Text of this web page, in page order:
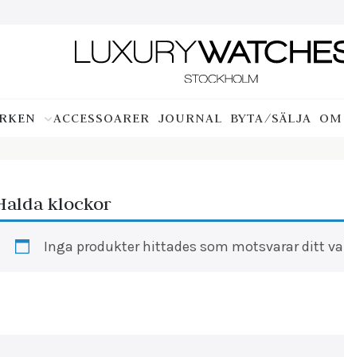
ACCESSOARER JOURNAL BYTA/SÄLJA OM
klockor
Inga produkter hittades som motsvarar ditt